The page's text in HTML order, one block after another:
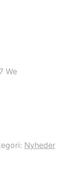
We
Nyheder